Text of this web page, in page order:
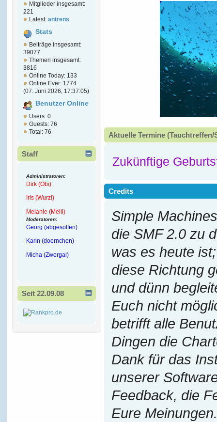
Mitglieder insgesamt:
221
Latest: antrens
Stats
Beiträge insgesamt:
39077
Themen insgesamt:
3816
Online Today: 133
Online Ever: 1774
(07. Juni 2026, 17:37:05)
Benutzer Online
Users: 0
Guests: 76
Total: 76
Staff
Administratoren:
Dirk (Obi)
Iris (Wurzl)
Melanie (Melli)
Moderatoren:
Georg (abgesoffen)
Karin (doernchen)
Micha (Zwergal)
Seit 22.09.08
Aktuelle Termine
Zukünftige
Credits
Simple
die SMF 2.0 zu
was es heute
diese Richtung
und dünn
Euch nicht
betrifft alle
Dingen die
Dank für das
unserer
Feedback, die
Eure Meinungen.